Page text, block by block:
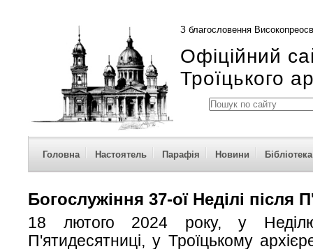
З благословення
Офіційний
Троїцького
Головна Настоятель Парафія Новини Бібліотека
Богослужіння 37-ої Неділі після
18 лютого 2024 року, у
П'ятидесятниці, у Троїцькому